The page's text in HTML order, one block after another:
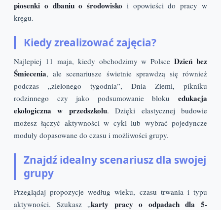
piosenki o dbaniu o środowisko i opowieści do pracy w
kręgu.
Kiedy zrealizować zajęcia?
Najlepiej 11 maja, kiedy obchodzimy w PolsceDzień bez
Śmiecenia, ale scenariusze świetnie sprawdzą się również
podczas „zielonego tygodnia”, Dnia Ziemi, pikniku
rodzinnego czy jako podsumowanie bloku edukacja
ekologiczna w przedszkolu. Dzięki elastycznej budowie
możesz łączyć aktywności w cykl lub wybrać pojedyncze
moduły dopasowane do czasu i możliwości grupy.
Znajdź idealny scenariusz dla swojej
grupy
Przeglądaj propozycje według wieku, czasu trwania i typu
aktywności. Szukasz „karty pracy o odpadach dla 5-